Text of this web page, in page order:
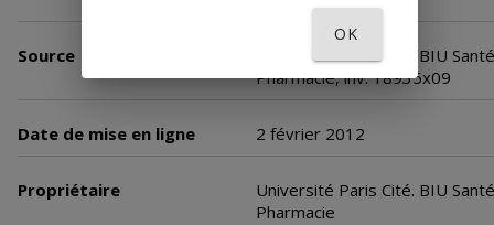
Source
Université Paris Cité. BIU Santé
Pharmacie, inv. 18935x09
Date de mise en ligne 2 février 2012
Propriétaire
Université Paris Cité. BIU Santé
Pharmacie
OK